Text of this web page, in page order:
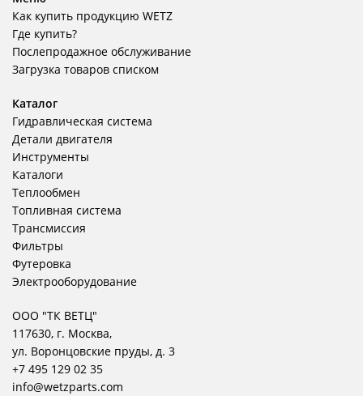
Как купить продукцию WETZ
Где купить?
Послепродажное обслуживание
Загрузка товаров списком
Каталог
Гидравлическая система
Детали двигателя
Инструменты
Каталоги
Теплообмен
Топливная система
Трансмиссия
Фильтры
Футеровка
Электрооборудование
ООО "ТК ВЕТЦ"
117630, г. Москва,
ул. Воронцовские пруды, д. 3
+7 495 129 02 35
info@wetzparts.com